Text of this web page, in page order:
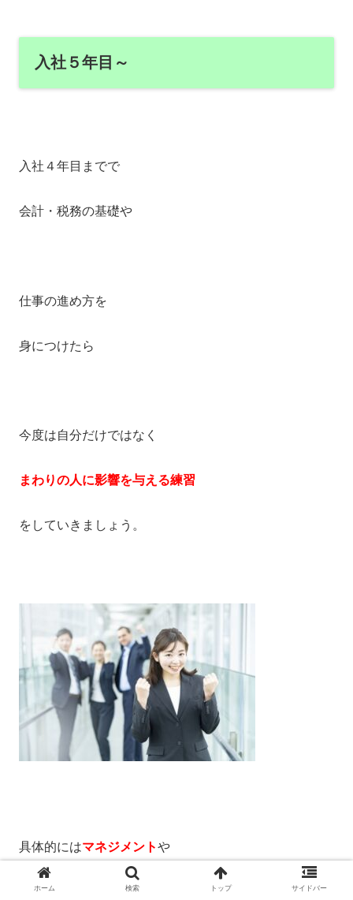
入社５年目～
入社４年目までで
会計・税務の基礎や
仕事の進め方を
身につけたら
今度は自分だけではなく
まわりの人に影響を与える練習
をしていきましょう。
具体的にはマネジメントや
チームビルディングです。
ホーム 検索 トップ サイドバー